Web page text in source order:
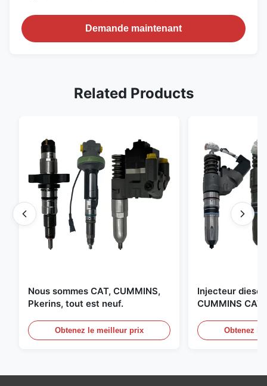
Demande maintenant
Related Products
Nous sommes CAT, CUMMINS,
Pkerins, tout est neuf.
Obtenez le meilleur prix
Injecteur diesel
CUMMINS CAT
Obtenez